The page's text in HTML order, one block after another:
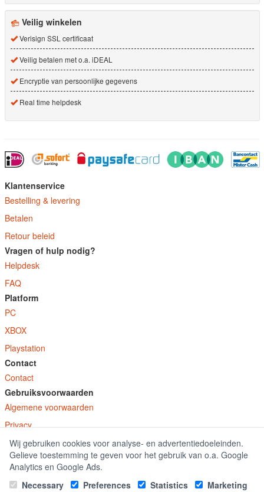
Veilig winkelen
Verisign SSL certificaat
Veilig betalen met o.a. iDEAL
Encryptie van persoonlijke gegevens
Real time helpdesk
Klantenservice
Bestelling & levering
Betalen
Retour beleid
Vragen of hulp nodig?
Helpdesk
FAQ
Platform
PC
XBOX
Playstation
Contact
Contact
Gebruiksvoorwaarden
Algemene voorwaarden
Privacy
© E-Keys B.V. 2026
GamekeyDiscounter.nl is onderdeel van E-Keys B.V. geregistreerd onder kamer
van koophandel nummer 150771.
Wij gebruiken cookies voor analyse- en advertentiedoeleinden.
Gelieve toestemming te geven voor het gebruik van o.a. Google
Analytics en Google Ads.
Necessary
Preferences Statistics Marketing